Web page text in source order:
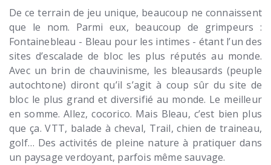
De ce terrain de jeu unique, beaucoup ne connaissent
que le nom. Parmi eux, beaucoup de grimpeurs :
Fontainebleau - Bleau pour les intimes - étant l’un des
sites d’escalade de bloc les plus réputés au monde.
Avec un brin de chauvinisme, les bleausards (peuple
autochtone) diront qu’il s’agit à coup sûr du site de
bloc le plus grand et diversifié au monde. Le meilleur
en somme. Allez, cocorico. Mais Bleau, c’est bien plus
que ça. VTT, balade à cheval, Trail, chien de traineau,
golf… Des activités de pleine nature à pratiquer dans
un paysage verdoyant, parfois même sauvage.